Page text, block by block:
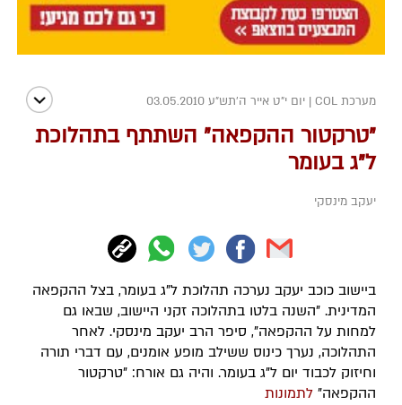
מערכת COL | יום י"ט אייר ה׳תש״ע 03.05.2010
"טרקטור ההקפאה" השתתף בתהלוכת
ל"ג בעומר
יעקב מינסקי
ביישוב כוכב יעקב נערכה תהלוכת ל"ג בעומר, בצל ההקפאה
המדינית. "השנה בלטו בתהלוכה זקני היישוב, שבאו גם
למחות על ההקפאה", סיפר הרב יעקב מינסקי. לאחר
התהלוכה, נערך כינוס ששילב מופע אומנים, עם דברי תורה
וחיזוק לכבוד יום ל"ג בעומר. והיה גם אורח: "טרקטור
ההקפאה" לתמונות